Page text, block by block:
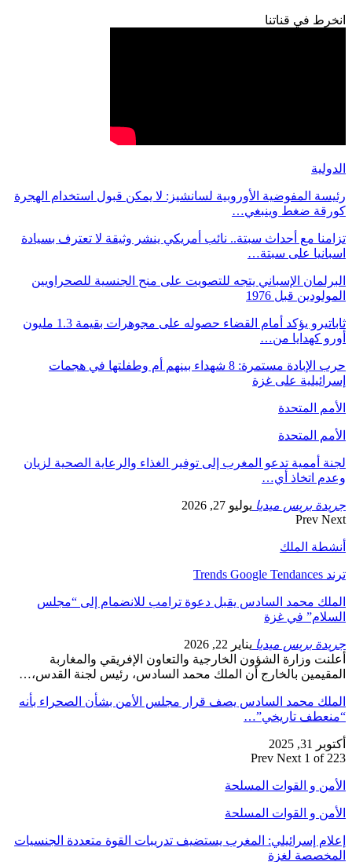
انخرط في قناتنا
الدولية
رئيسة المفوضية الأوروبية لسانشيز: لا يمكن قبول استخدام الهجرة
كورقة ضغط وينبغي…
تزامنا مع أحداث سبتة.. نائب أمريكي ينشر وثيقة لا تعترف بسيادة
اسبانيا على سبتة…
البرلمان الإسباني يتجه للتصويت على منح الجنسية للصحراويين
المولودين قبل 1976
ثاباتيرو يؤكد أمام القضاء حصوله على مجوهرات بقيمة 1.3 مليون
أورو كهدايا من…
حرب الإبادة مستمرة: 8 شهداء بينهم أم وطفلتها في هجمات
إسرائيلية على غزة
الأمم المتحدة
الأمم المتحدة
لجنة أممية تدعو المغرب إلى توفير الغذاء والرعاية الصحية لزيان
وعدم اتخاذ أي…
جريدة بريس ميديا يوليو 27, 2026
Prev Next
أنشطة الملك
ترند Trends Google Tendances
الملك محمد السادس يقبل دعوة ترامب للانضمام إلى “مجلس
السلام” في غزة
جريدة بريس ميديا يناير 22, 2026
أعلنت وزارة الشؤون الخارجية والتعاون الإفريقي والمغاربة
المقيمين بالخارج أن الملك محمد السادس، رئيس لجنة القدس،…
الملك محمد السادس يصف قرار مجلس الأمن بشأن الصحراء بأنه
“منعطف تاريخي”…
أكتوبر 31, 2025
Prev Next 1 of 223
الأمن و القوات المسلحة
الأمن و القوات المسلحة
إعلام إسرائيلي: المغرب يستضيف تدريبات القوة متعددة الجنسيات
المخصصة لغزة